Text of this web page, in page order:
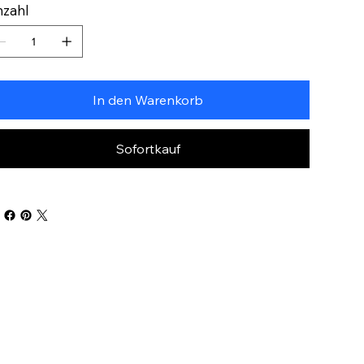
In den Warenkorb
Sofortkauf